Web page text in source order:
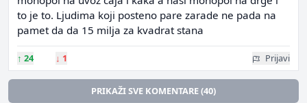
to je to. Ljudima koji posteno pare zarade ne pada na
pamet da da 15 milja za kvadrat stana
↑ 24 ↓ 1 Prijavi
PRIKAŽI SVE KOMENTARE (40)